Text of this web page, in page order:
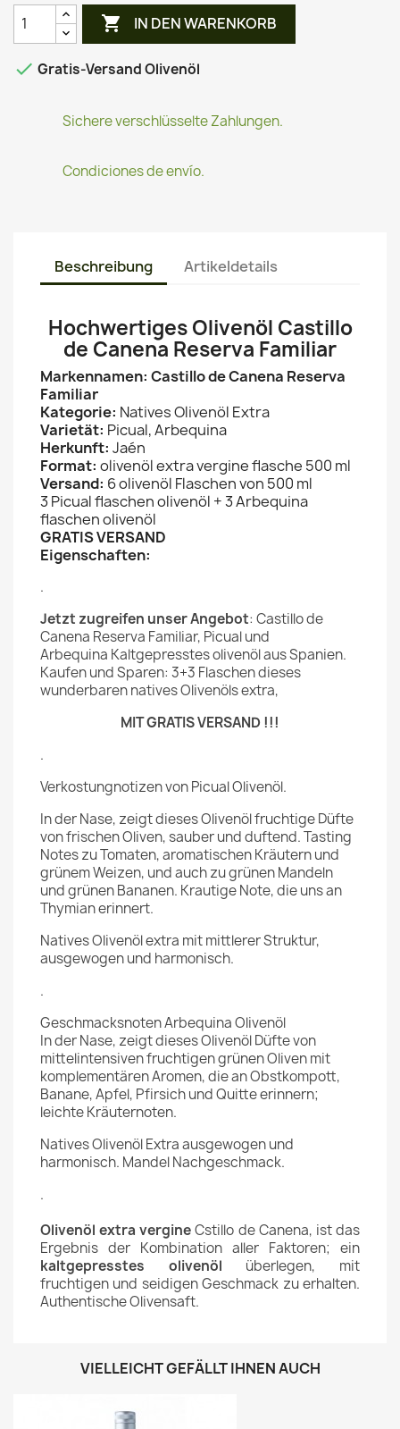
 IN DEN WARENKORB
 Gratis-Versand Olivenöl
Sichere verschlüsselte Zahlungen.
Condiciones de envío.
Beschreibung Artikeldetails
Hochwertiges Olivenöl Castillo
de Canena Reserva Familiar
Markennamen: Castillo de Canena Reserva
Familiar
Kategorie: Natives Olivenöl Extra
Varietät: Picual, Arbequina
Herkunft: Jaén
Format: olivenöl extra vergine flasche 500 ml
Versand: 6 olivenöl Flaschen von 500 ml
3 Picual flaschen olivenöl + 3 Arbequina
flaschen olivenöl
GRATIS VERSAND
Eigenschaften:
.
Jetzt zugreifen unser Angebot: Castillo de
Canena Reserva Familiar, Picual und
Arbequina Kaltgepresstes olivenöl aus Spanien.
Kaufen und Sparen: 3+3 Flaschen dieses
wunderbaren natives Olivenöls extra,
MIT GRATIS VERSAND !!!
.
Verkostungnotizen von Picual Olivenöl.
In der Nase, zeigt dieses Olivenöl fruchtige Düfte
von frischen Oliven, sauber und duftend. Tasting
Notes zu Tomaten, aromatischen Kräutern und
grünem Weizen, und auch zu grünen Mandeln
und grünen Bananen. Krautige Note, die uns an
Thymian erinnert.
Natives Olivenöl extra mit mittlerer Struktur,
ausgewogen und harmonisch.
.
Geschmacksnoten Arbequina Olivenöl
In der Nase, zeigt dieses Olivenöl Düfte von
mittelintensiven fruchtigen grünen Oliven mit
komplementären Aromen, die an Obstkompott,
Banane, Apfel, Pfirsich und Quitte erinnern;
leichte Kräuternoten.
Natives Olivenöl Extra ausgewogen und
harmonisch. Mandel Nachgeschmack.
.
Olivenöl extra vergineCstillo de Canena, ist das
Ergebnis der Kombination aller Faktoren; ein
kaltgepresstes olivenöl überlegen, mit
fruchtigen und seidigen Geschmack zu erhalten.
Authentische Olivensaft.
VIELLEICHT GEFÄLLT IHNEN AUCH